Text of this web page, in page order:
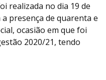
realizada no dia 19 de
presença de quarenta e
ocasião em que foi
2020/21, tendo